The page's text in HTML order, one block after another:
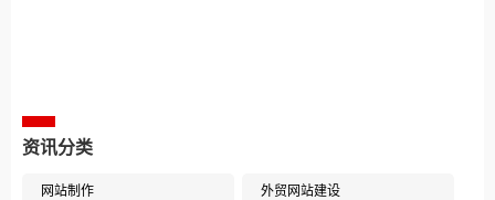
资讯分类
网站制作 外贸网站建设